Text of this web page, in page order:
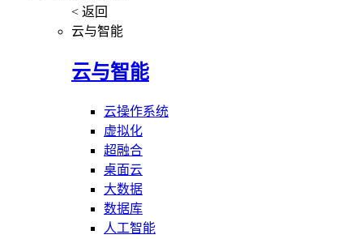
< 返回
云与智能
云与智能
云操作系统
虚拟化
超融合
桌面云
大数据
数据库
人工智能